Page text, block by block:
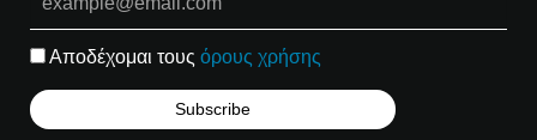
Αποδέχομαι τους όρους χρήσης